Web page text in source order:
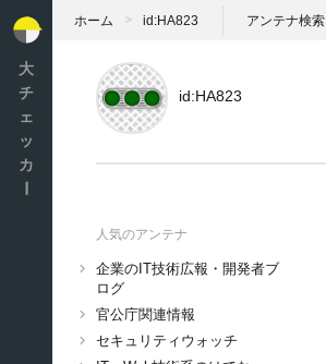
大
チ
ェ
ッ
カ
ホーム id:HA823 アンテナ検索
id:HA823
人気のアンテナ
企業のIT技術広報・開発者ブ
ログ
官公庁関連情報
セキュリティウォッチ